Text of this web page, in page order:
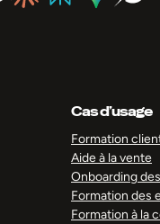
Cas d’usage
Formation
Aide à la vente
Onboarding
Formation des
Formation à la